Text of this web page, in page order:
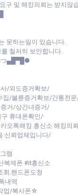
구 및 해킹의뢰는 받지않
못하는일이 있습니다.
철저히 보안합니다.
つ▄█▀█●
/외도증거확보/
/불륜증거확보/간통전
거/상간녀증거/
휴대폰확인/
오톡해킹 흥신소 해킹의
신뢰업체입니다/
램
복제폰 #it흥신소
회.핸드폰도청
내역
업/복사폰☆